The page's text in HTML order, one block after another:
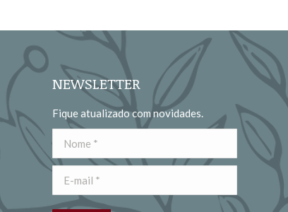
NEWSLETTER
Fique atualizado com novidades.
Nome *
E-mail *